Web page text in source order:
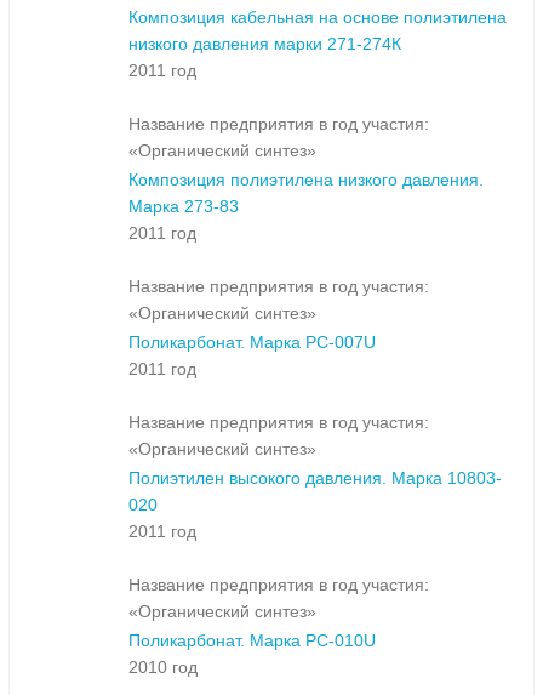
Композиция кабельная на основе полиэтилена
низкого давления марки 271-274К
2011 год
Название предприятия в год участия:
«Органический синтез»
Композиция полиэтилена низкого давления.
Марка 273-83
2011 год
Название предприятия в год участия:
«Органический синтез»
Поликарбонат. Марка PC-007U
2011 год
Название предприятия в год участия:
«Органический синтез»
Полиэтилен высокого давления. Марка 10803-
020
2011 год
Название предприятия в год участия:
«Органический синтез»
Поликарбонат. Марка PC-010U
2010 год